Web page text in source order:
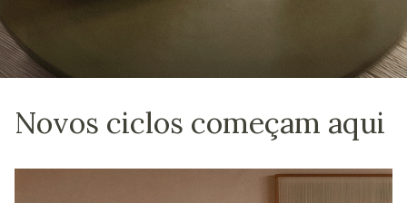
Novos ciclos começam aqui